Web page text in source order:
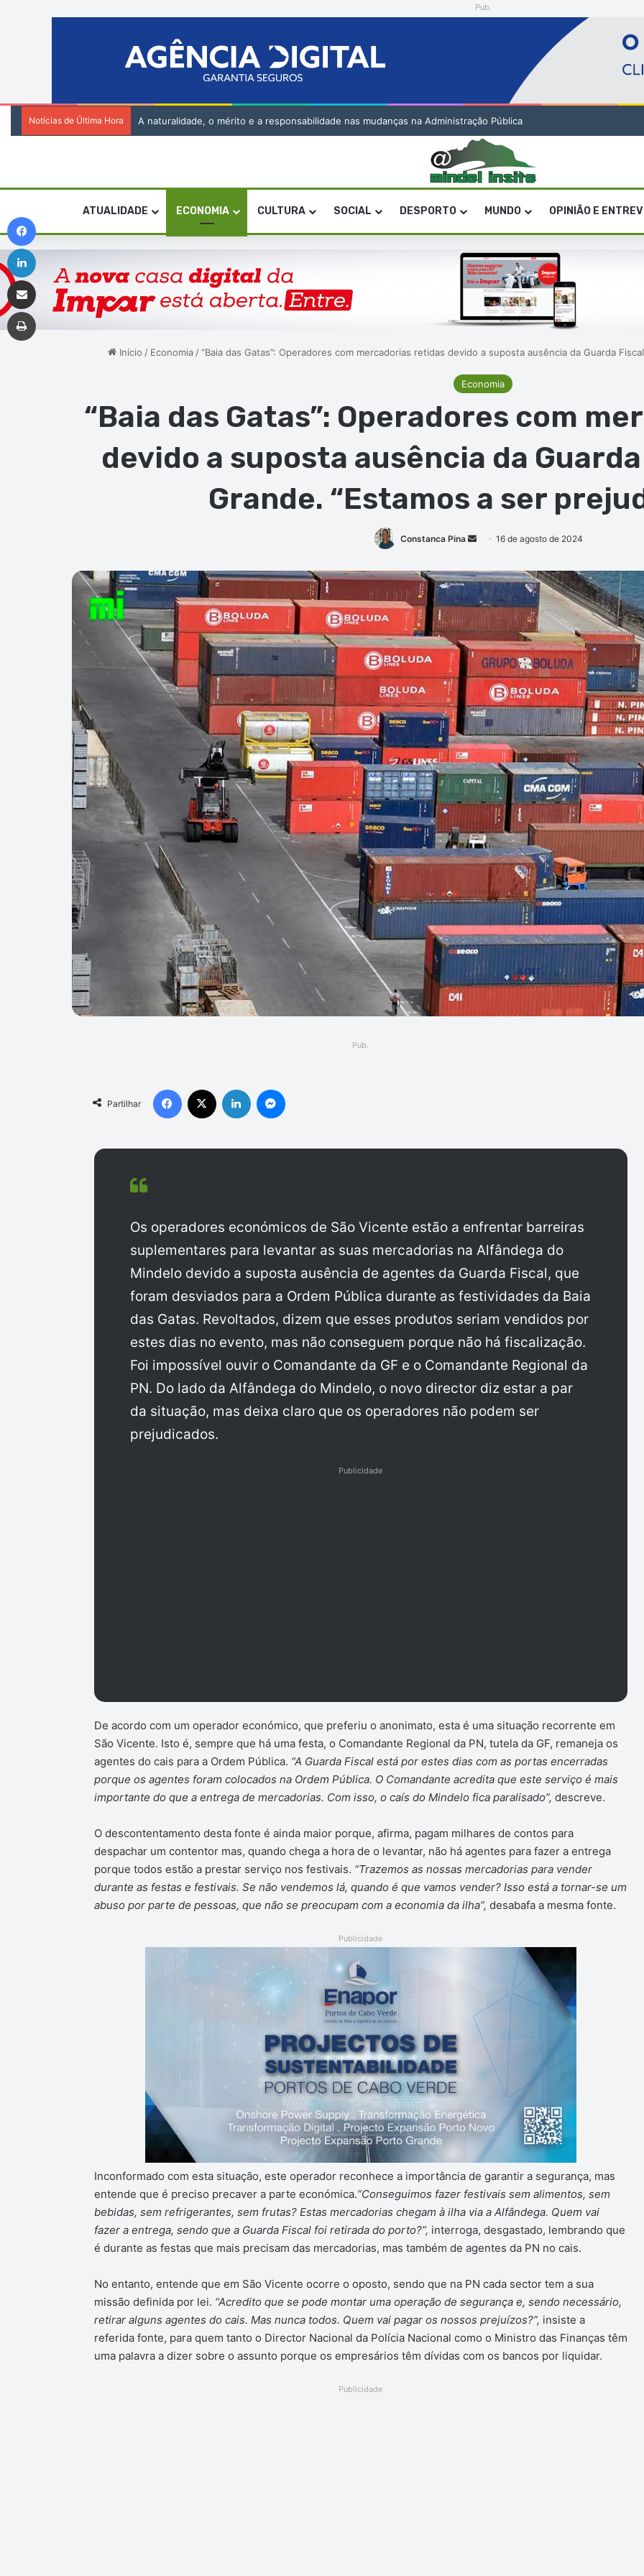
Pub.
Notícias de Última Hora A naturalidade, o mérito e a responsabilidade nas mudanças na Administração Pública
ATUALIDADE ECONOMIA CULTURA SOCIAL DESPORTO MUNDO OPINIÃO E
Início / Economia/“Baia das Gatas”: Operadores com mercadorias retidas devido a suposta ausência da Guarda
Economia
“Baia das Gatas”: Operadores com
devido a suposta ausência da
Grande. “Estamos a ser
Constanca Pina
Mande
e-
mail
16 de agosto de 2024
Pub.
Partilhar
Facebook Linkedin
Os operadores económicos de São Vicente estão a enfrentar barreiras
suplementares para levantar as suas mercadorias na Alfândega do
Mindelo devido a suposta ausência de agentes da Guarda Fiscal, que
foram desviados para a Ordem Pública durante as festividades da Baia
das Gatas. Revoltados, dizem que esses produtos seriam vendidos por
estes dias no evento, mas não conseguem porque não há fiscalização.
Foi impossível ouvir o Comandante da GF e o Comandante Regional da
PN. Do lado da Alfândega do Mindelo, o novo director diz estar a par
da situação, mas deixa claro que os operadores não podem ser
prejudicados.
Publicidade
De acordo com um operador económico, que preferiu o anonimato, esta é uma situação recorrente em
São Vicente. Isto é, sempre que há uma festa, o Comandante Regional da PN, tutela da GF, remaneja os
agentes do cais para a Ordem Pública. “A Guarda Fiscal está por estes dias com as portas encerradas
porque os agentes foram colocados na Ordem Pública. O Comandante acredita que este serviço é mais
importante do que a entrega de mercadorias. Com isso, o caís do Mindelo fica paralisado”, descreve.
O descontentamento desta fonte é ainda maior porque, afirma, pagam milhares de contos para
despachar um contentor mas, quando chega a hora de o levantar, não há agentes para fazer a entrega
porque todos estão a prestar serviço nos festivais. “Trazemos as nossas mercadorias para vender
durante as festas e festivais. Se não vendemos lá, quando é que vamos vender? Isso está a tornar-se um
abuso por parte de pessoas, que não se preocupam com a economia da ilha”, desabafa a mesma fonte.
Publicidade
Inconformado com esta situação, este operador reconhece a importância de garantir a segurança, mas
entende que é preciso precaver a parte económica.“Conseguimos fazer festivais sem alimentos, sem
bebidas, sem refrigerantes, sem frutas? Estas mercadorias chegam à ilha via a Alfândega. Quem vai
fazer a entrega, sendo que a Guarda Fiscal foi retirada do porto?”, interroga, desgastado, lembrando que
é durante as festas que mais precisam das mercadorias, mas também de agentes da PN no cais.
No entanto, entende que em São Vicente ocorre o oposto, sendo que na PN cada sector tem a sua
missão definida por lei. “Acredito que se pode montar uma operação de segurança e, sendo necessário,
retirar alguns agentes do cais. Mas nunca todos. Quem vai pagar os nossos prejuízos?”, insiste a
referida fonte, para quem tanto o Director Nacional da Polícia Nacional como o Ministro das Finanças têm
uma palavra a dizer sobre o assunto porque os empresários têm dívidas com os bancos por liquidar.
Publicidade
Linkedin
Imprimir